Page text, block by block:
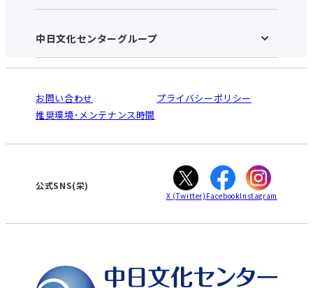
お知らせ
アクセス･営業時間
お申し込みの流れ
入会と受講のご案内
中日文化センターHOME
中日文化センターとは
受講規約・会員特典
ご利用ガイド
オンライン講座受講の手順
WEBサイトのよくある質問
中日文化センターグループ
南大高
犬山
高蔵寺
大垣
津
お問い合わせ
プライバシーポリシー
推奨環境･メンテナンス時間
公式SNS(栄)
X (Twitter) FacebookInstagram